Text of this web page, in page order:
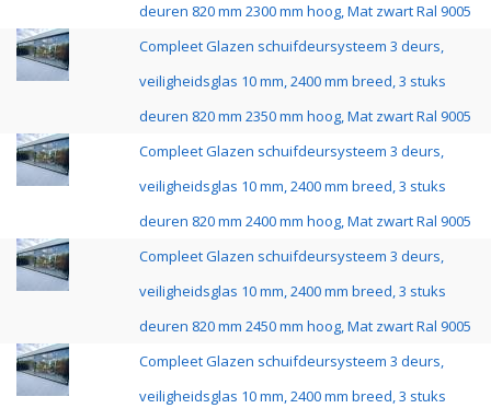
deuren 820 mm 2300 mm hoog, Mat zwart Ral 9005
Compleet Glazen schuifdeursysteem 3 deurs,
veiligheidsglas 10 mm, 2400 mm breed, 3 stuks
deuren 820 mm 2350 mm hoog, Mat zwart Ral 9005
Compleet Glazen schuifdeursysteem 3 deurs,
veiligheidsglas 10 mm, 2400 mm breed, 3 stuks
deuren 820 mm 2400 mm hoog, Mat zwart Ral 9005
Compleet Glazen schuifdeursysteem 3 deurs,
veiligheidsglas 10 mm, 2400 mm breed, 3 stuks
deuren 820 mm 2450 mm hoog, Mat zwart Ral 9005
Compleet Glazen schuifdeursysteem 3 deurs,
veiligheidsglas 10 mm, 2400 mm breed, 3 stuks